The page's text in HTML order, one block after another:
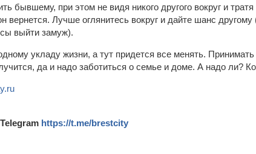
бывшему, при этом не видя никого другого вокруг и
вернется. Лучше оглянитесь вокруг и дайте шанс другому
выйти замуж).
укладу жизни, а тут придется все менять.
да и надо заботиться о семье и доме. А надо ли?
Telegram https://t.me/brestcity